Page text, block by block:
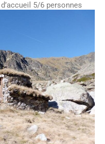
5/6 personnes